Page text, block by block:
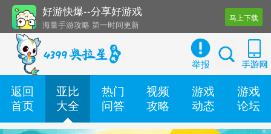
好游快爆--分享好游戏
海量手游攻略 第一时间更新
还有几十款实用辅助工具
马上下载
举报
返回
首页
亚比
大全
热门
问答
视频
攻略
游戏
动态
游戏
论坛